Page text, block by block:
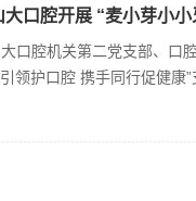
口腔开展 “麦小芽小小
口腔机关第二党支部、
领护口腔 携手同行促健康”